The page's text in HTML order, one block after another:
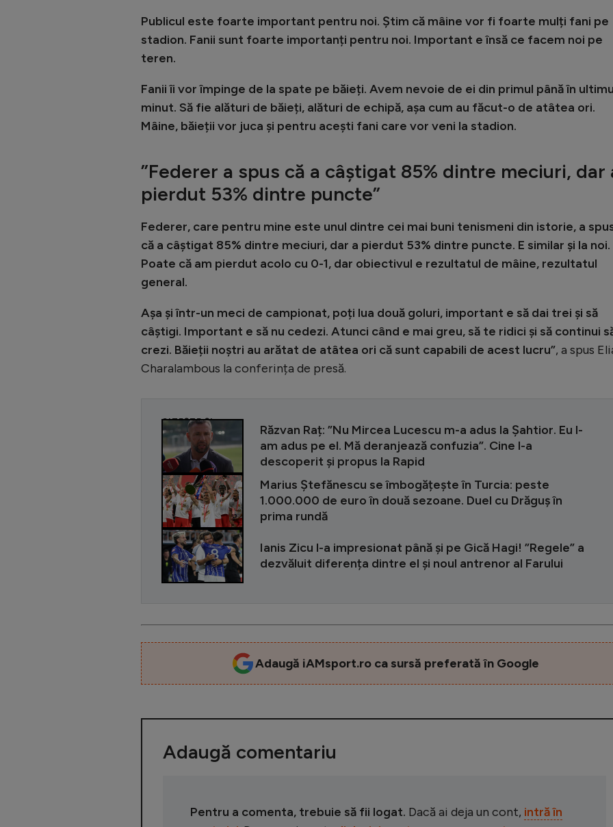
Publicul este foarte important pentru noi. Știm că mâine vor fi foarte mulți fani pe
stadion. Fanii sunt foarte importanți pentru noi. Important e însă ce facem noi pe
teren.
Fanii îi vor împinge de la spate pe băieți. Avem nevoie de ei din primul până în
minut. Să fie alături de băieți, alături de echipă, așa cum au făcut-o de atâtea ori.
Mâine, băieții vor juca și pentru acești fani care vor veni la stadion.
”Federer a spus că a câștigat 85% dintre meciuri, dar
pierdut 53% dintre puncte”
Federer, care pentru mine este unul dintre cei mai buni tenismeni din istorie, a
că a câștigat 85% dintre meciuri, dar a pierdut 53% dintre puncte. E similar și la noi.
Poate că am pierdut acolo cu 0-1, dar obiectivul e rezultatul de mâine, rezultatul
general.
Așa și într-un meci de campionat, poți lua două goluri, important e să dai trei și să
câștigi. Important e să nu cedezi. Atunci când e mai greu, să te ridici și să continui
crezi. Băieții noștri au arătat de atâtea ori că sunt capabili de acest lucru”, a spus
Charalambous la conferința de presă.
CITEȘTE ȘI
Răzvan Raț: ”Nu Mircea Lucescu m-a adus la Șahtior. Eu l-
am adus pe el. Mă deranjează confuzia”. Cine l-a
descoperit și propus la Rapid
Marius Ștefănescu se îmbogățește în Turcia: peste
1.000.000 de euro în două sezoane. Duel cu Drăguș în
prima rundă
Ianis Zicu l-a impresionat până și pe Gică Hagi! ”Regele” a
dezvăluit diferența dintre el și noul antrenor al Farului
Adaugă iAMsport.ro ca sursă preferată în Google
Adaugă comentariu
Pentru a comenta, trebuie să fii logat. Dacă ai deja un cont, intră în